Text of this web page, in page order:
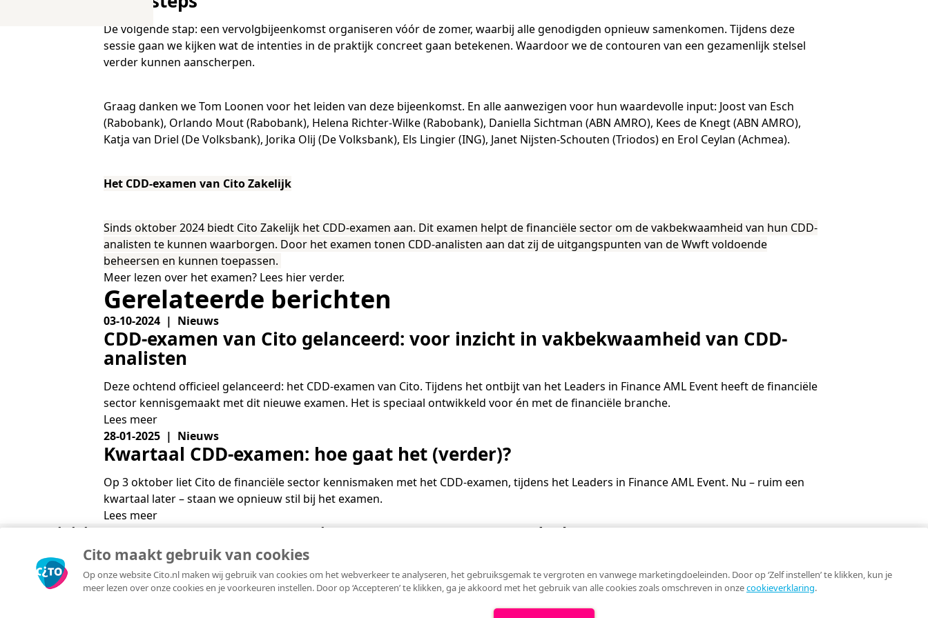
Cito maakt gebruik van cookies
Op onze website Cito.nl maken wij gebruik van cookies om het webverkeer te analyseren, het gebruiksgemak te vergroten en vanwege marketingdoeleinden. Door op ‘Zelf instellen’ te klikken, kun je
meer lezen over onze cookies en je voorkeuren instellen. Door op ‘Accepteren’ te klikken, ga je akkoord met het gebruik van alle cookies zoals omschreven in onzecookieverklaring.
Snel naar
Bestellen
Jaarkalender
Samen bouwen voor het vo
Nieuwsbrief Kijk- en luistertoetsen
Sociaal-emotionele ontwikkeling
Snel naar
Snel naar
Training Beoordelen
Training Toetsdeskundige
Training & advies ho
Snel naar
Academische Woordenschattoets
Alfabetisering
Snel naar
Vakmanschap Zonnestroom
NLQF kwalificatie
Zorg & welzijn
Kim Hendriks-Cornelissen
Saila Kiriwenno-Dovermann
Wouter Roelofs
De leeropbrengst van toetsen
Toetstechnische begrippenlijst
Stageopdrachten
De volgende stap: een vervolgbijeenkomst organiseren vóór de zomer, waarbij alle genodigden opnieuw samenkomen. Tijdens deze
sessie gaan we kijken wat de intenties in de praktijk concreet gaan betekenen. Waardoor we de contouren van een gezamenlijk stelsel
verder kunnen aanscherpen.
Graag danken we Tom Loonen voor het leiden van deze bijeenkomst. En alle aanwezigen voor hun waardevolle input: Joost van Esch
(Rabobank), Orlando Mout (Rabobank), Helena Richter-Wilke (Rabobank), Daniella Sichtman (ABN AMRO), Kees de Knegt (ABN AMRO),
Katja van Driel (De Volksbank), Jorika Olij (De Volksbank), Els Lingier (ING), Janet Nijsten-Schouten (Triodos) en Erol Ceylan (Achmea).
Het CDD-examen van Cito Zakelijk
Sinds oktober 2024 biedt Cito Zakelijk het CDD-examen aan. Dit examen helpt de financiële sector om de vakbekwaamheid van hun CDD-
analisten te kunnen waarborgen. Door het examen tonen CDD-analisten aan dat zij de uitgangspunten van de Wwft voldoende
beheersen en kunnen toepassen.
Meer lezen over het examen? Lees hier verder.
Gerelateerde berichten
03-10-2024 | Nieuws
CDD-examen van Cito gelanceerd: voor inzicht in vakbekwaamheid van CDD-
analisten
Deze ochtend officieel gelanceerd: het CDD-examen van Cito. Tijdens het ontbijt van het Leaders in Finance AML Event heeft de financiële
sector kennisgemaakt met dit nieuwe examen. Het is speciaal ontwikkeld voor én met de financiële branche.
Lees meer
28-01-2025 | Nieuws
Kwartaal CDD-examen: hoe gaat het (verder)?
Op 3 oktober liet Cito de financiële sector kennismaken met het CDD-examen, tijdens het Leaders in Finance AML Event. Nu – ruim een
kwartaal later – staan we opnieuw stil bij het examen.
Lees meer
Divisies Over Cito Bezoekadres Contact
Copyright © 2026 Cito. Alle rechten voorbehouden.
Algemene voorwaarden
Privacyverklaring